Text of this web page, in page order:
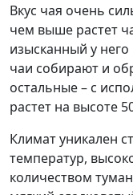
Вкус чая очень
чем выше растет
изысканный у
чаи собирают и
остальные – с
растет на высоте
Климат уникален
температур,
количеством